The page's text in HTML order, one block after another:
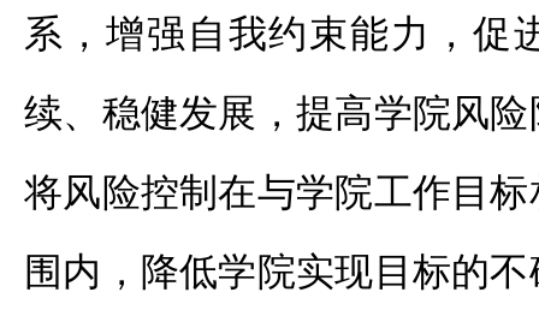
系，增强自我约束能力，促
续、稳健发展，提高学院风
将风险控制在与学院工作目
围内，降低学院实现目标的